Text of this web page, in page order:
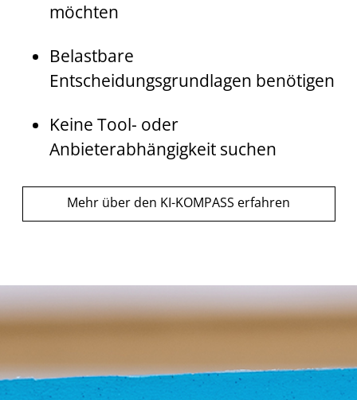
möchten
Belastbare
Entscheidungsgrundlagen benötigen
Keine Tool- oder
Anbieterabhängigkeit suchen
Mehr über den KI-KOMPASS erfahren